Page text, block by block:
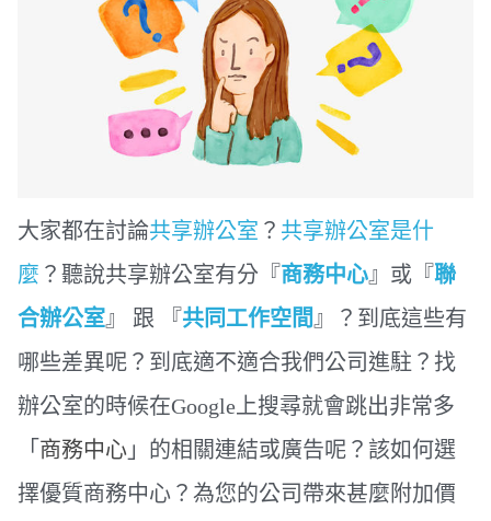
大家都在討論共享辦公室 ？ 共享辦公室是什
麼 ？聽說共享辦公室有分『商務中心』或 『聯
合辦公室』 跟 『共同工作空間』？ 到底這些有
哪些差異呢 ？ 到底適不適合我們公司進駐？找
辦公室的時候在Google上搜尋就會跳出非常多
「 商務中心 」的相關連結或廣告呢？該如何選
擇優質商務中心？為您的公司帶來甚麼附加價